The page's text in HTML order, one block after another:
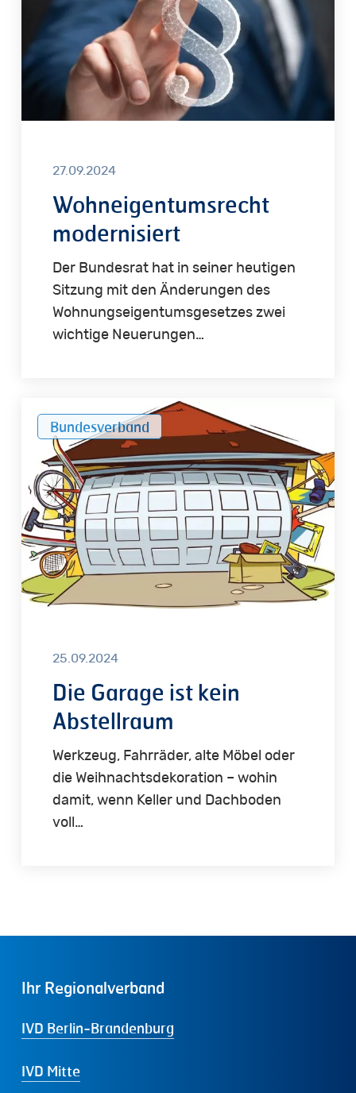
27.09.2024
Wohneigentumsrecht
modernisiert
Der Bundesrat hat in seiner heutigen
Sitzung mit den Änderungen des
Wohnungseigentumsgesetzes zwei
wichtige Neuerungen…
Garage
kein
Abstellraum
Bundesverband
25.09.2024
Die Garage ist kein
Abstellraum
Werkzeug, Fahrräder, alte Möbel oder
die Weihnachtsdekoration – wohin
damit, wenn Keller und Dachboden
voll…
Ihr Regionalverband
IVD Berlin-Brandenburg
IVD Mitte